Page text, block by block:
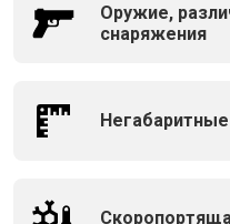
Оружие,
снаряжения